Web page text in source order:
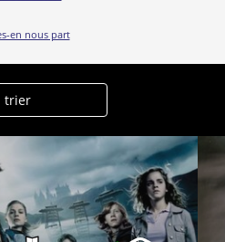
en nous part